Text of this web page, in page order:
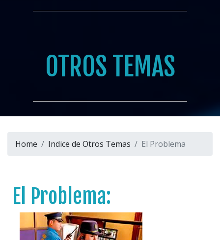
OTROS TEMAS
Home Indice de Otros Temas El Problema
El Problema: